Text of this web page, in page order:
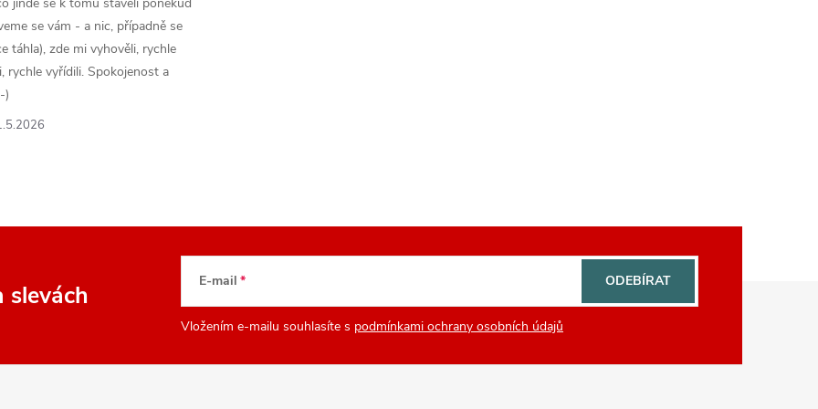
se vám - a nic, případně se
táhla), zde mi vyhověli, rychle
rychle vyřídili. Spokojenost a
)
slevách E-mail
Vložením e-mailu souhlasíte s podmínkami ochrany osobních údajů
ODEBÍRAT